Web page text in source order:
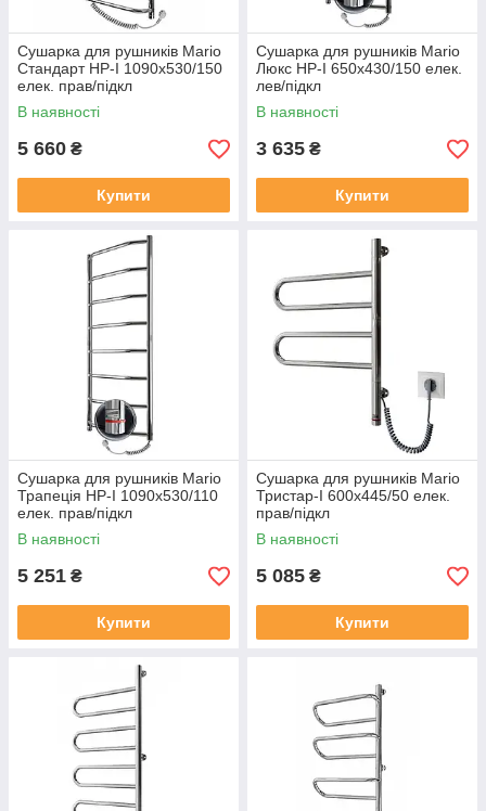
Сушарка для рушників Mario
Стандарт HP-I 1090х530/150
елек. прав/підкл
В наявності
5 660 ₴
Купити
Сушарка для рушників Mario
Люкс HP-I 650х430/150 елек.
лев/підкл
В наявності
3 635 ₴
Купити
Сушарка для рушників Mario
Трапеція HP-I 1090х530/110
елек. прав/підкл
В наявності
5 251 ₴
Купити
Сушарка для рушників Mario
Тристар-I 600х445/50 елек.
прав/підкл
В наявності
5 085 ₴
Купити